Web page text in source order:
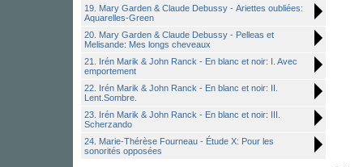
19. Mary Garden & Claude Debussy - Ariettes oubliées:
Aquarelles-Green
20. Mary Garden & Claude Debussy - Pelleas et
Melisande: Mes longs cheveaux
21. Irén Marik & John Ranck - En blanc et noir: I. Avec
emportement
22. Irén Marik & John Ranck - En blanc et noir: II.
Lent.Sombre.
23. Irén Marik & John Ranck - En blanc et noir: III.
Scherzando
24. Marie-Thérèse Fourneau - Étude X: Pour les
sonorités opposées